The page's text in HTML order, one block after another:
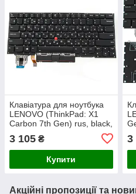
Клавіатура для ноутбука
LENOVO (ThinkPad: X1
Carbon 7th Gen) rus, black,
підсвічування клавіш
3 105 ₴
Купити
3
Акційні пропозиції та